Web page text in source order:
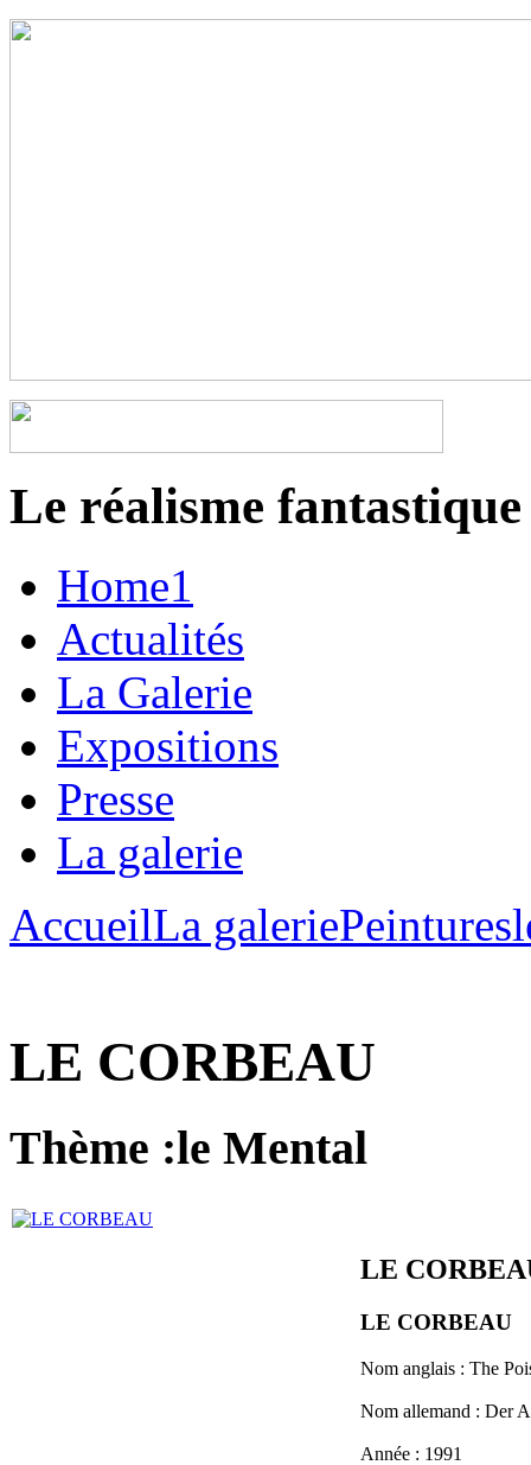
Le réalisme fantastique
Home1
Actualités
La Galerie
Expositions
Presse
La galerie
AccueilLa galeriePeintures
LE CORBEAU
Thème :le Mental
LE
LE CORBEAU
Nom anglais : The
Nom allemand : Der
Année : 1991